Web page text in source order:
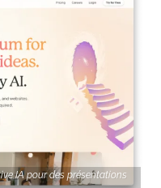
IA pour des présentations